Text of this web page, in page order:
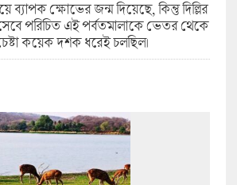
ক্ষোভের জন্ম দিয়েছে, কিন্তু দিল্লির
পরিচিত এই পর্বতমালাকে ভেতর থেকে
কয়েক দশক ধরেই চলছিল।